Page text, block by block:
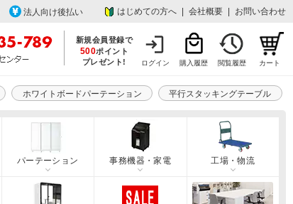
法人向け後払い はじめての方へ 会社概要 お問い合わせ
新規会員登録で
500ポイント
プレゼント!
ログイン 購入履歴 閲覧履歴 カート
ホワイトボードパーテーション 平行スタッキングテーブル
パーテーション 事務機器・家電 工場・物流